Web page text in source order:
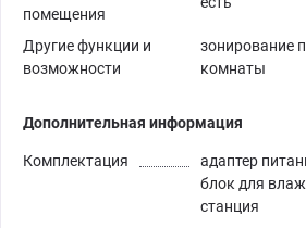
помещения
Другие функции и
возможности
зонирование
комнаты
Дополнительная информация
Комплектация
адаптер
блок для
станция